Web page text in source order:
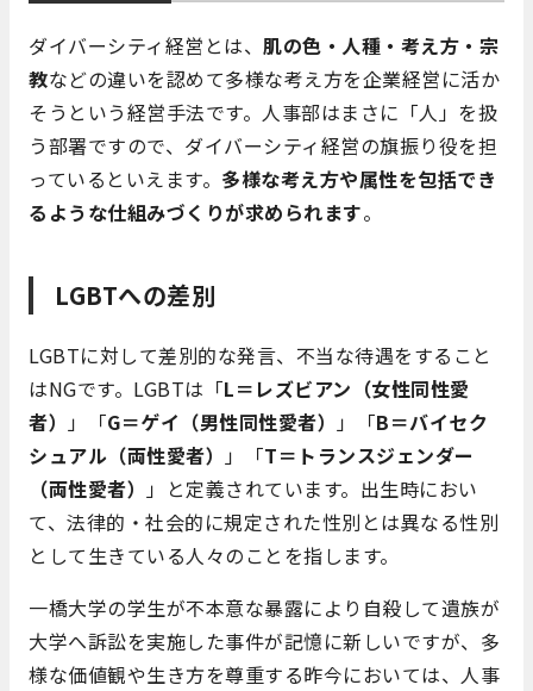
ダイバーシティ経営とは、 肌の色・人種・考え方・宗
教などの違いを認めて多様な考え方を企業経営に活か
そうという経営手法です。人事部はまさに「人」を扱
う部署ですので、ダイバーシティ経営の旗振り役を担
っているといえます。 多様な考え方や属性を包括でき
るような仕組みづくりが求められます。
LGBTへの差別
LGBTに対して差別的な発言、不当な待遇をすること
はNGです。LGBTは「L＝レズビアン（女性同性愛
者） 」「G＝ゲイ（男性同性愛者） 」「B＝バイセク
シュアル（両性愛者） 」「T＝トランスジェンダー
（両性愛者） 」と定義されています。出生時におい
て、法律的・社会的に規定された性別とは異なる性別
として生きている人々のことを指します。
一橋大学の学生が不本意な暴露により自殺して遺族が
大学へ訴訟を実施した事件が記憶に新しいですが、多
様な価値観や生き方を尊重する昨今においては、人事